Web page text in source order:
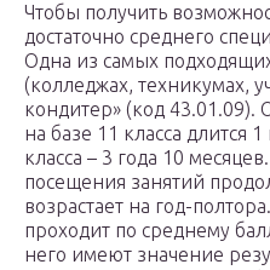
Чтобы получить
достаточно среднего
Одна из самых
(колледжах, техникумах,
кондитер» (код
на базе 11 класса длится
класса – 3 года 10
посещения занятий
возрастает на год-
проходит по среднему
него имеют значение